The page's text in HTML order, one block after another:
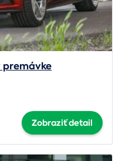
premávke
Zobraziť detail